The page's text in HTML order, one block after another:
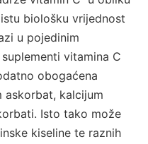
biološku vrijednost
u pojedinim
vitamina C
obogaćena
askorbat, kalcijum
Isto tako može
kiseline te raznih